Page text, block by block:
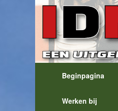
Beginpagina
Werken bij